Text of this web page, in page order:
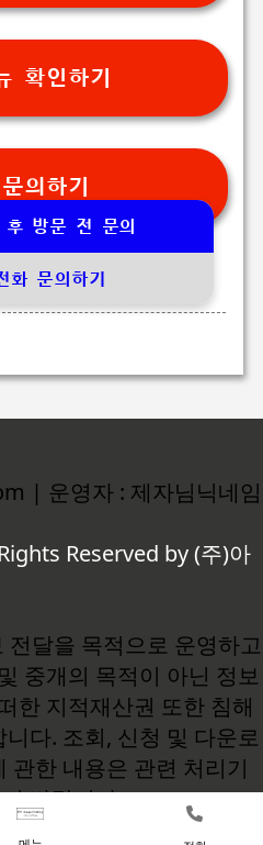
확인하기
의하기
후 방문 전 문의
화 문의하기
| 운영자 : 제자님닉네임
Reserved by (주)아
달을 목적으로 운영하고
중개의 목적이 아닌 정보
한 지적재산권 또한 침해
다. 조회, 신청 및 다운로
관한 내용은 관련 처리기
바랍니다.